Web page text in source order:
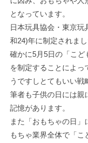
となっています。
⽇本玩具協会・東京玩
和24)年に制定されまし
確かに5⽉5⽇の「こど
を制定することによ
うですしとてもいい戦
筆者も⼦供の⽇には親
記憶があります。
また「おもちゃの⽇
もちゃ業界全体で「